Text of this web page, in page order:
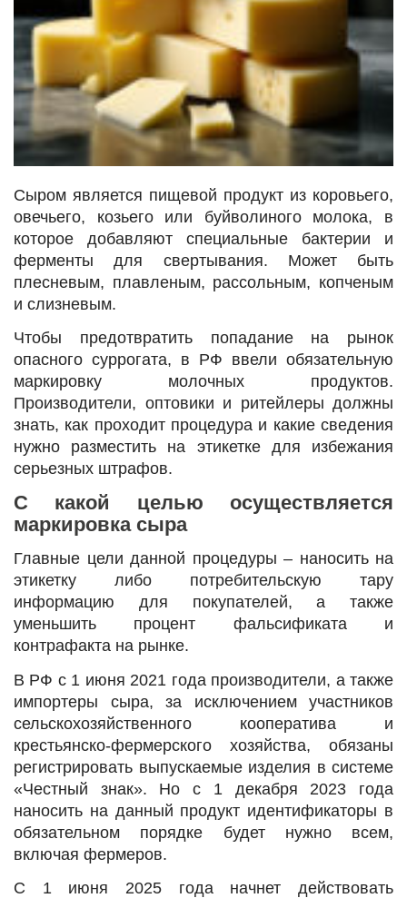
Сыром является пищевой продукт из коровьего,
овечьего, козьего или буйволиного молока, в
которое добавляют специальные бактерии и
ферменты для свертывания. Может быть
плесневым, плавленым, рассольным, копченым
и слизневым.
Чтобы предотвратить попадание на рынок
опасного суррогата, в РФ ввели обязательную
маркировку молочных продуктов.
Производители, оптовики и ритейлеры должны
знать, как проходит процедура и какие сведения
нужно разместить на этикетке для избежания
серьезных штрафов.
С какой целью осуществляется
маркировка сыра
Главные цели данной процедуры ‒ наносить на
этикетку либо потребительскую тару
информацию для покупателей, а также
уменьшить процент фальсификата и
контрафакта на рынке.
В РФ с 1 июня 2021 года производители, а также
импортеры сыра, за исключением участников
сельскохозяйственного кооператива и
крестьянско-фермерского хозяйства, обязаны
регистрировать выпускаемые изделия в системе
«Честный знак». Но с 1 декабря 2023 года
наносить на данный продукт идентификаторы в
обязательном порядке будет нужно всем,
включая фермеров.
С 1 июня 2025 года начнет действовать